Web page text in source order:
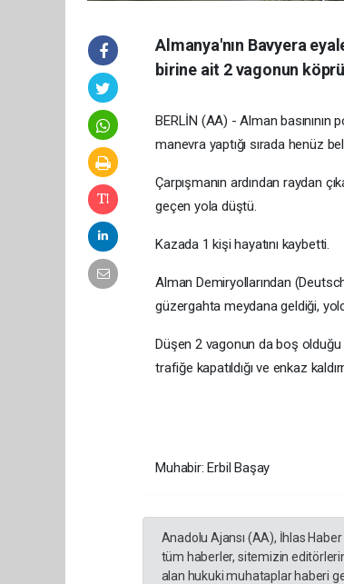
Almanya'nın Bavyera
birine ait 2 vagonun
BERLİN (AA) - Alman
manevra yaptığı sırada henüz
Çarpışmanın ardından raydan
geçen yola düştü.
Kazada 1 kişi hayatını kaybetti.
Alman Demiryollarından
güzergahta meydana geldiği,
Düşen 2 vagonun da boş olduğu
trafiğe kapatıldığı ve enkaz
Muhabir: Erbil Başay
Anadolu Ajansı (AA), İhlas
tüm haberler, sitemizin
alan hukuki muhataplar haberi